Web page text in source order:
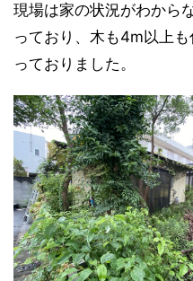
現場は家の状況がわから
っており、木も4m以上
っておりました。